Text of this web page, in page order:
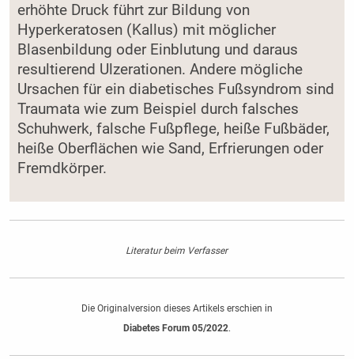
erhöhte Druck führt zur Bildung von
Hyperkeratosen (Kallus) mit möglicher
Blasenbildung oder Einblutung und daraus
resultierend Ulzerationen. Andere mögliche
Ursachen für ein diabetisches Fußsyndrom sind
Traumata wie zum Beispiel durch falsches
Schuhwerk, falsche Fußpflege, heiße Fußbäder,
heiße Oberflächen wie Sand, Erfrierungen oder
Fremdkörper.
Literatur beim Verfasser
Die Originalversion dieses Artikels erschien in
Diabetes Forum 05/2022.